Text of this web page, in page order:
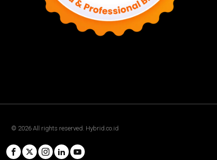
© 2026 All rights reserved. Hybrid.co.id